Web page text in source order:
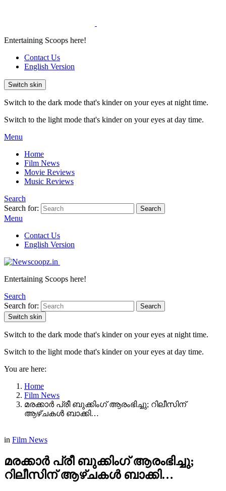
Entertaining Scoops here!
Contact Us
English Version
Switch skin
Switch to the dark mode that's kinder on your eyes at night time.
Switch to the light mode that's kinder on your eyes at day time.
Menu
Home
Film News
Movie Reviews
Music Reviews
Search
Search for:
Search
Menu
Contact Us
English Version
Entertaining Scoops here!
Search
Search for:
Search
Switch skin
Switch to the dark mode that's kinder on your eyes at night time.
Switch to the light mode that's kinder on your eyes at day time.
You are here:
Home
Film News
മരക്കാർ പ്രീ ബുക്കിംഗ് ആരംഭിച്ചു; റിലീസിന്
ആഴ്ചകള്‍ ബാക്കി…
in Film News
മരക്കാർ പ്രീ ബുക്കിംഗ് ആരംഭിച്ചു;
റിലീസിന് ആഴ്ചകള്‍ ബാക്കി…